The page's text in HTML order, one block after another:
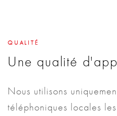
QUALITÉ
Une qualité
Nous utilisons
téléphoniques locales